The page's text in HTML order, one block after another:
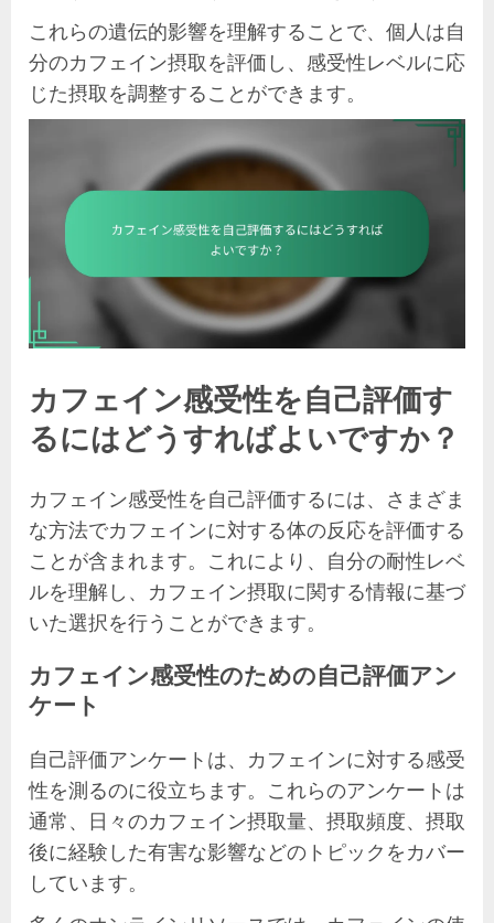
これらの遺伝的影響を理解することで、個人は自
分のカフェイン摂取を評価し、感受性レベルに応
じた摂取を調整することができます。
カフェイン感受性を自己評価す
るにはどうすればよいですか？
カフェイン感受性を自己評価するには、さまざま
な方法でカフェインに対する体の反応を評価する
ことが含まれます。これにより、自分の耐性レベ
ルを理解し、カフェイン摂取に関する情報に基づ
いた選択を行うことができます。
カフェイン感受性のための自己評価アン
ケート
自己評価アンケートは、カフェインに対する感受
性を測るのに役立ちます。これらのアンケートは
通常、日々のカフェイン摂取量、摂取頻度、摂取
後に経験した有害な影響などのトピックをカバー
しています。